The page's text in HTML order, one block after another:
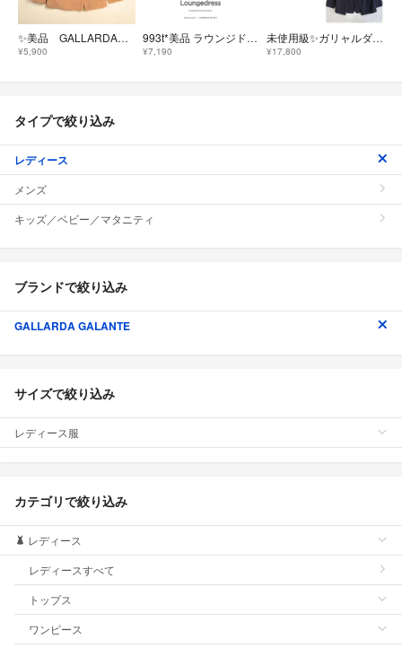
✨美品 GALLARDAGALANTE キュプラノーカラージャケット ベージュ
¥5,900
993t*美品 ラウンジドレス Loungedress ノーカラージャケット
¥7,190
未使用級✨ガリャルダガランテ ジャケットジャケット 2WAYノーカラージャケット
¥17,800
タイプで絞り込み
レディース
メンズ
キッズ／ベビー／マタニティ
ブランドで絞り込み
GALLARDA GALANTE
サイズで絞り込み
レディース服
カテゴリで絞り込み
レディース
レディースすべて
トップス
ワンピース